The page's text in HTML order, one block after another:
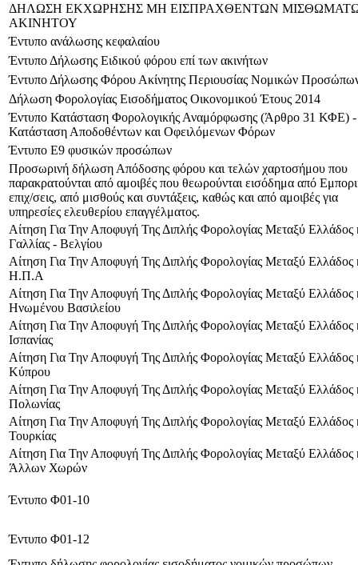
ΔΗΛΩΣΗ ΕΚΧΩΡΗΣΗΣ ΜΗ ΕΙΣΠΡΑΧΘΕΝΤΩΝ
ΑΚΙΝΗΤΟΥ
Έντυπο ανάλωσης κεφαλαίου
Έντυπο Δήλωσης Ειδικού φόρου επί των ακινήτων
Έντυπο Δήλωσης Φόρου Ακίνητης Περιουσίας Νομικών
Δήλωση Φορολογίας Εισοδήματος Οικονομικού Έτους 2014
Έντυπο Κατάσταση Φορολογικής Αναμόρφωσης (Άρθρο 31 ΚΦΕ) -
Κατάσταση Αποδοθέντων και Οφειλόμενων Φόρων
Έντυπο Ε9 φυσικών προσώπων
Προσωρινή δήλωση Απόδοσης φόρου και τελών χαρτοσήμου που
παρακρατούνται από αμοιβές που θεωρούνται εισόδημα από
επιχ/σεις, από μισθούς και συντάξεις, καθώς και από αμοιβές για
υπηρεσίες ελευθερίου επαγγέλματος.
Αίτηση Για Την Αποφυγή Της Διπλής Φορολογίας Μεταξύ Ελλάδος
Γαλλίας - Βελγίου
Αίτηση Για Την Αποφυγή Της Διπλής Φορολογίας Μεταξύ Ελλάδος
Η.Π.Α
Αίτηση Για Την Αποφυγή Της Διπλής Φορολογίας Μεταξύ Ελλάδος
Ηνωμένου Βασιλείου
Αίτηση Για Την Αποφυγή Της Διπλής Φορολογίας Μεταξύ Ελλάδος
Ισπανίας
Αίτηση Για Την Αποφυγή Της Διπλής Φορολογίας Μεταξύ Ελλάδος
Κύπρου
Αίτηση Για Την Αποφυγή Της Διπλής Φορολογίας Μεταξύ Ελλάδος
Πολωνίας
Αίτηση Για Την Αποφυγή Της Διπλής Φορολογίας Μεταξύ Ελλάδος
Τουρκίας
Αίτηση Για Την Αποφυγή Της Διπλής Φορολογίας Μεταξύ Ελλάδος
Άλλων Χωρών
Έντυπο Φ01-10
Έντυπο Φ01-12